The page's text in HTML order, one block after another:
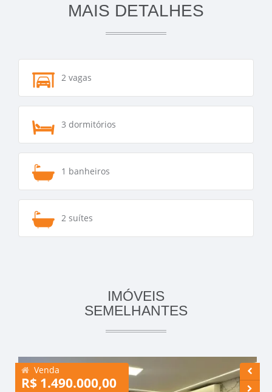
MAIS DETALHES
2 vagas
3 dormitórios
1 banheiros
2 suítes
IMÓVEIS
SEMELHANTES
Venda
R$ 1.490.000,00